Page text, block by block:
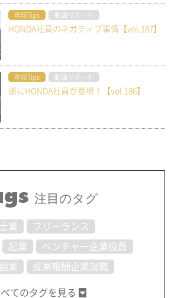
年収Tips 動画リポート
HONDA社員のネガティブ事情【vol.187】
年収Tips 動画リポート
遂にHONDA社員が登場！【vol.186】
注目のタグ
士業 フリーランス
起業 ベンチャー企業役員
副業 成果報酬企業就職
てのタグを見る